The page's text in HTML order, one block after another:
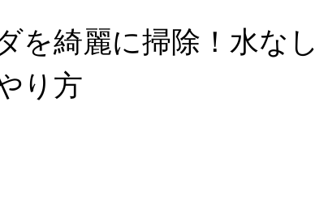
を綺麗に掃除！水なし
り方